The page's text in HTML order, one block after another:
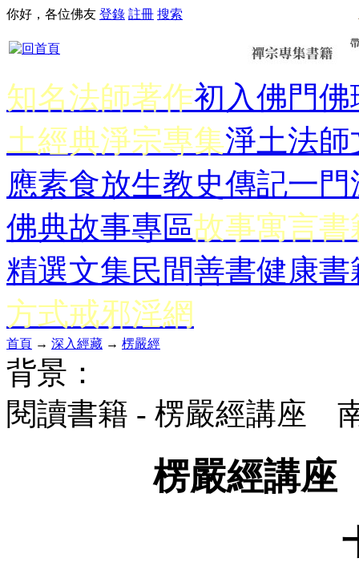
你好，各位佛友 登錄 註冊 搜索
知名法師著作初入佛門佛
土經典淨宗專集淨土法師
應素食放生教史傳記一門
佛典故事專區故事寓言書
精選文集民間善書健康書
方式戒邪淫網
首頁 → 深入經藏 → 楞嚴經
背景：
閱讀書籍 - 楞嚴經講座
楞嚴經講